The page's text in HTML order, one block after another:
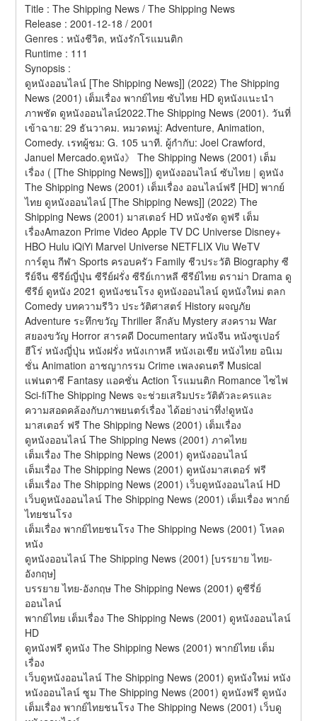
Title : The Shipping News / The Shipping News
Release : 2001-12-18 / 2001
Genres : หนังชีวิต, หนังรักโรแมนติก
Runtime : 111
Synopsis :
ดูหนังออนไลน์ [The Shipping News]] (2022) The Shipping
News (2001) เต็มเรื่อง พากย์ไทย ซับไทย HD ดูหนังแนะนำ
ภาพชัด ดูหนังออนไลน์2022.The Shipping News (2001). วันที่
เข้าฉาย: 29 ธันวาคม. หมวดหมู่: Adventure, Animation,
Comedy. เรทผู้ชม: G. 105 นาที. ผู้กำกับ: Joel Crawford,
Januel Mercado.ดูหนัง》 The Shipping News (2001) เต็ม
เรื่อง ( [The Shipping News]]) ดูหนังออนไลน์ ซับไทย | ดูหนัง
The Shipping News (2001) เต็มเรื่อง ออนไลน์ฟรี [HD] พากย์
ไทย ดูหนังออนไลน์ [The Shipping News]] (2022) The
Shipping News (2001) มาสเตอร์ HD หนังชัด ดูฟรี เต็ม
เรื่องAmazon Prime Video Apple TV DC Universe Disney+
HBO Hulu iQiYi Marvel Universe NETFLIX Viu WeTV
การ์ตูน กีฬา Sports ครอบครัว Family ชีวประวัติ Biography ซี
รีย์จีน ซีรีย์ญี่ปุ่น ซีรีย์ฝรั่ง ซีรีย์เกาหลี ซีรีย์ไทย ดราม่า Drama ดู
ซีรีย์ ดูหนัง 2021 ดูหนังชนโรง ดูหนังออนไลน์ ดูหนังใหม่ ตลก
Comedy บทความรีวิว ประวัติศาสตร์ History ผจญภัย
Adventure ระทึกขวัญ Thriller ลึกลับ Mystery สงคราม War
สยองขวัญ Horror สารคดี Documentary หนังจีน หนังซูเปอร์
ฮีโร่ หนังญี่ปุ่น หนังฝรั่ง หนังเกาหลี หนังเอเชีย หนังไทย อนิเม
ชั่น Animation อาชญากรรม Crime เพลงดนตรี Musical
แฟนตาซี Fantasy แอคชั่น Action โรแมนติก Romance ไซไฟ
Sci-fiThe Shipping News จะช่วยเสริมประวัติตัวละครและ
ความสอดคล้องกับภาพยนตร์เรื่อง ได้อย่างน่าทึ่ง!ดูหนัง
มาสเตอร์ ฟรี The Shipping News (2001) เต็มเรื่อง
ดูหนังออนไลน์ The Shipping News (2001) ภาคไทย
เต็มเรื่อง The Shipping News (2001) ดูหนังออนไลน์
เต็มเรื่อง The Shipping News (2001) ดูหนังมาสเตอร์ ฟรี
เต็มเรื่อง The Shipping News (2001) เว็บดูหนังออนไลน์ HD
เว็บดูหนังออนไลน์ The Shipping News (2001) เต็มเรื่อง พากย์
ไทยชนโรง
เต็มเรื่อง พากย์ไทยชนโรง The Shipping News (2001) โหลด
หนัง
ดูหนังออนไลน์ The Shipping News (2001) [บรรยาย ไทย-
อังกฤษ]
บรรยาย ไทย-อังกฤษ The Shipping News (2001) ดูซีรี่ย์
ออนไลน์
พากย์ไทย เต็มเรื่อง The Shipping News (2001) ดูหนังออนไลน์
HD
ดูหนังฟรี ดูหนัง The Shipping News (2001) พากย์ไทย เต็ม
เรื่อง
เว็บดูหนังออนไลน์ The Shipping News (2001) ดูหนังใหม่ หนัง
หนังออนไลน์ ซูม The Shipping News (2001) ดูหนังฟรี ดูหนัง
เต็มเรื่อง พากย์ไทยชนโรง The Shipping News (2001) เว็บดู